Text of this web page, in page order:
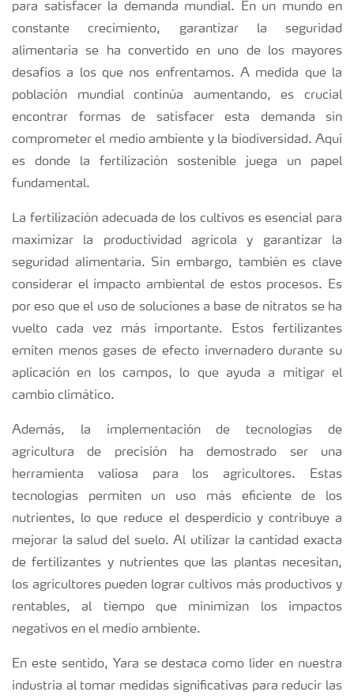
para satisfacer la demanda mundial. En un mundo en
constante crecimiento, garantizar la seguridad
alimentaria se ha convertido en uno de los mayores
desafíos a los que nos enfrentamos. A medida que la
población mundial continúa aumentando, es crucial
encontrar formas de satisfacer esta demanda sin
comprometer el medio ambiente y la biodiversidad. Aquí
es donde la fertilización sostenible juega un papel
fundamental.
La fertilización adecuada de los cultivos es esencial para
maximizar la productividad agrícola y garantizar la
seguridad alimentaria. Sin embargo, también es clave
considerar el impacto ambiental de estos procesos. Es
por eso que el uso de soluciones a base de nitratos se ha
vuelto cada vez más importante. Estos fertilizantes
emiten menos gases de efecto invernadero durante su
aplicación en los campos, lo que ayuda a mitigar el
cambio climático.
Además, la implementación de tecnologías de
agricultura de precisión ha demostrado ser una
herramienta valiosa para los agricultores. Estas
tecnologías permiten un uso más eficiente de los
nutrientes, lo que reduce el desperdicio y contribuye a
mejorar la salud del suelo. Al utilizar la cantidad exacta
de fertilizantes y nutrientes que las plantas necesitan,
los agricultores pueden lograr cultivos más productivos y
rentables, al tiempo que minimizan los impactos
negativos en el medio ambiente.
En este sentido, Yara se destaca como líder en nuestra
industria al tomar medidas significativas para reducir las